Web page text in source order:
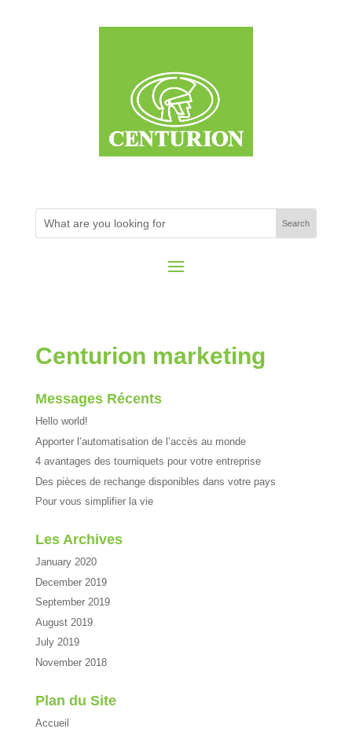
Centurion marketing
Messages Récents
Hello world!
Apporter l’automatisation de l’accès au monde
4 avantages des tourniquets pour votre entreprise
Des pièces de rechange disponibles dans votre pays
Pour vous simplifier la vie
Les Archives
January 2020
December 2019
September 2019
August 2019
July 2019
November 2018
Plan du Site
Accueil